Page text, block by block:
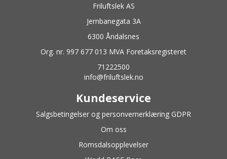
Friluftslek AS
Jernbanegata 3A
6300 Åndalsnes
Org. nr. 997 677 013 MVA Foretaksregisteret
71222500
info@friluftslek.no
Kundeservice
Salgsbetingelser og personvernerklæring GDPR
Om oss
Romsdalsopplevelser